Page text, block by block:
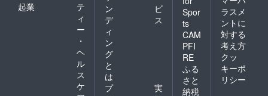
起業
テ
ィ
ー
・
ヘ
ル
ス
ケ
ン
デ
ィ
ン
グ
と
は
ビ
ス
プ
実
Spor
ts
CAM
PFI
RE
ふる
さと
納税
ラスメ
ントに
対する
考え方
クッ
キーポ
リシー